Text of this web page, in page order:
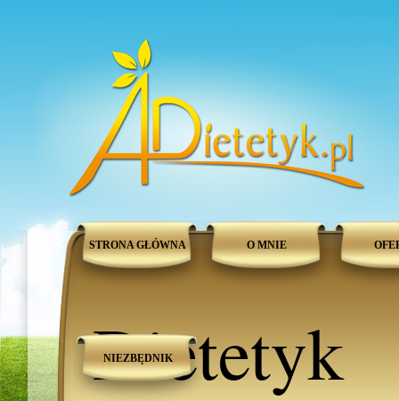
STRONA GŁÓWNA O MNIE
NIEZBĘDNIK
Dietetyk